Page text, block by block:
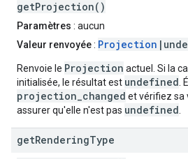
getProjection()
Paramètres : aucun
Valeur renvoyée: Projection
Renvoie le Projection actuel. Si la
initialisée, le résultat est undefined
projection_changed et vérifiez sa
assurer qu'elle n'est pas undefined
getRenderingType